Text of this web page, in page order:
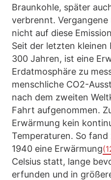
Braunkohle, später
verbrennt.
nicht auf diese
Seit der letzten kleinen
300 Jahren, ist eine
Erdatmosphäre zu
menschliche CO2-
nach dem zweiten
Fahrt aufgenommen.
Erwärmung kein
Temperaturen. So
1940 eine Erwärmung
Celsius statt, lange
erfunden und in